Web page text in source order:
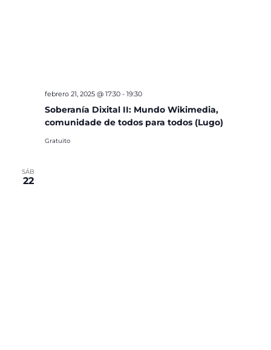
Soberanía Dixital II: Mundo Wikimedia,
comunidade de todos para todos (Lugo)
febrero 21, 2025 @ 17:30- 19:30
Gratuito
SÁB
22